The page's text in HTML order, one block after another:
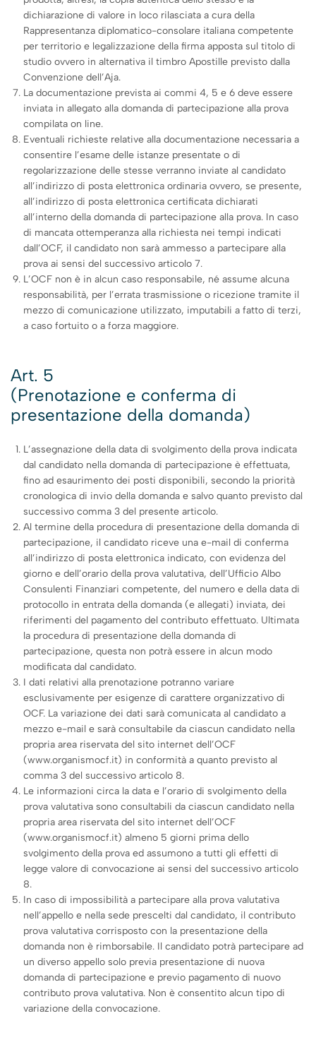
dichiarazione di valore in loco rilasciata a cura della
Rappresentanza diplomatico-consolare italiana competente
per territorio e legalizzazione della firma apposta sul titolo di
studio ovvero in alternativa il timbro Apostille previsto dalla
Convenzione dell’Aja.
La documentazione prevista ai commi 4, 5 e 6 deve essere
inviata in allegato alla domanda di partecipazione alla prova
compilata on line.
Eventuali richieste relative alla documentazione necessaria a
consentire l’esame delle istanze presentate o di
regolarizzazione delle stesse verranno inviate al candidato
all’indirizzo di posta elettronica ordinaria ovvero, se presente,
all’indirizzo di posta elettronica certificata dichiarati
all’interno della domanda di partecipazione alla prova. In caso
di mancata ottemperanza alla richiesta nei tempi indicati
dall’OCF, il candidato non sarà ammesso a partecipare alla
prova ai sensi del successivo articolo 7.
L’OCF non è in alcun caso responsabile, né assume alcuna
responsabilità, per l’errata trasmissione o ricezione tramite il
mezzo di comunicazione utilizzato, imputabili a fatto di terzi,
a caso fortuito o a forza maggiore.
Art. 5
(Prenotazione e conferma di
presentazione della domanda)
L’assegnazione della data di svolgimento della prova indicata
dal candidato nella domanda di partecipazione è effettuata,
fino ad esaurimento dei posti disponibili, secondo la priorità
cronologica di invio della domanda e salvo quanto previsto dal
successivo comma 3 del presente articolo.
Al termine della procedura di presentazione della domanda di
partecipazione, il candidato riceve una e-mail di conferma
all’indirizzo di posta elettronica indicato, con evidenza del
giorno e dell’orario della prova valutativa, dell’Ufficio Albo
Consulenti Finanziari competente, del numero e della data di
protocollo in entrata della domanda (e allegati) inviata, dei
riferimenti del pagamento del contributo effettuato. Ultimata
la procedura di presentazione della domanda di
partecipazione, questa non potrà essere in alcun modo
modificata dal candidato.
I dati relativi alla prenotazione potranno variare
esclusivamente per esigenze di carattere organizzativo di
OCF. La variazione dei dati sarà comunicata al candidato a
mezzo e-mail e sarà consultabile da ciascun candidato nella
propria area riservata del sito internet dell’OCF
(www.organismocf.it) in conformità a quanto previsto al
comma 3 del successivo articolo 8.
Le informazioni circa la data e l’orario di svolgimento della
prova valutativa sono consultabili da ciascun candidato nella
propria area riservata del sito internet dell’OCF
(www.organismocf.it) almeno 5 giorni prima dello
svolgimento della prova ed assumono a tutti gli effetti di
legge valore di convocazione ai sensi del successivo articolo
8.
In caso di impossibilità a partecipare alla prova valutativa
nell’appello e nella sede prescelti dal candidato, il contributo
prova valutativa corrisposto con la presentazione della
domanda non è rimborsabile. Il candidato potrà partecipare ad
un diverso appello solo previa presentazione di nuova
domanda di partecipazione e previo pagamento di nuovo
contributo prova valutativa. Non è consentito alcun tipo di
variazione della convocazione.